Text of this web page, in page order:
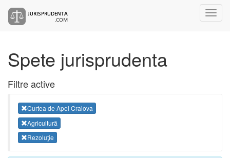
Spete jurisprudenta
Filtre active
Curtea de Apel Craiova
Agricultură
Rezoluţie